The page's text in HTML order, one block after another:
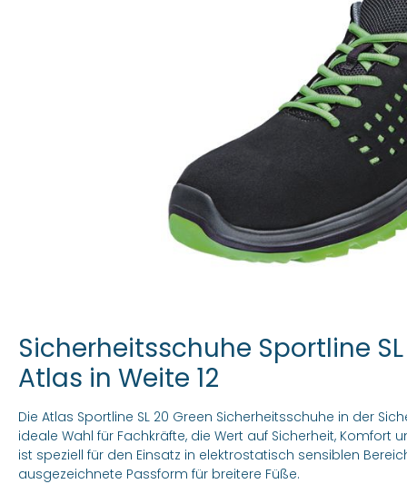
Sicherheitsschuhe Sportline SL
Atlas in Weite 12
Die Atlas Sportline SL 20 Green Sicherheitsschuhe in der
ideale Wahl für Fachkräfte, die Wert auf Sicherheit, Komfort
ist speziell für den Einsatz in elektrostatisch sensiblen
ausgezeichnete Passform für breitere Füße.